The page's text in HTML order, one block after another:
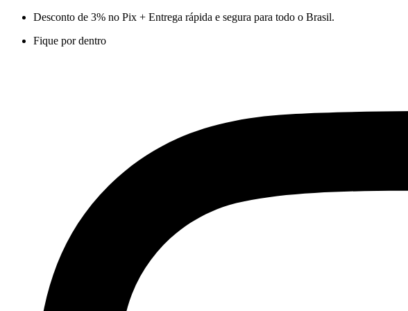
Desconto de 3% no Pix + Entrega rápida e segura para todo o Brasil.
Fique por dentro